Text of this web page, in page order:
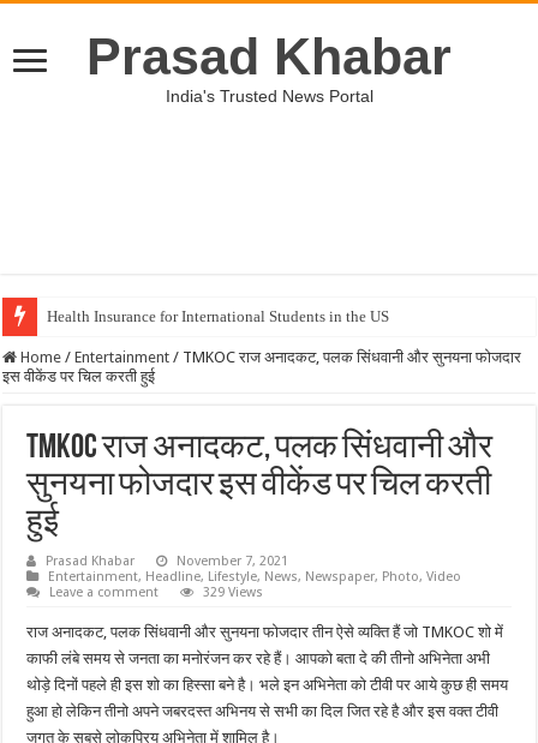
Prasad Khabar
India's Trusted News Portal
Health Insurance for International Students in the US
Home / Entertainment / TMKOC राज अनादकट, पलक सिंधवानी और सुनयना फोजदार
इस वीकेंड पर चिल करती हुई
TMKOC राज अनादकट, पलक सिंधवानी और
सुनयना फोजदार इस वीकेंड पर चिल करती
हुई
Prasad Khabar
November 7, 2021
Entertainment, Headline, Lifestyle, News, Newspaper, Photo,Video
Leave a comment
329 Views
राज अनादकट, पलक सिंधवानी और सुनयना फोजदार तीन ऐसे व्यक्ति हैं जो TMKOC शो में
काफी लंबे समय से जनता का मनोरंजन कर रहे हैं। आपको बता दे की तीनो अभिनेता अभी
थोड़े दिनों पहले ही इस शो का हिस्सा बने है। भले इन अभिनेता को टीवी पर आये कुछ ही समय
हुआ हो लेकिन तीनो अपने जबरदस्त अभिनय से सभी का दिल जित रहे है और इस वक्त टीवी
जगत के सबसे लोकप्रिय अभिनेता में शामिल है।